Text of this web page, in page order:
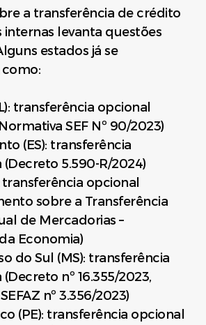
a transferência de crédito
internas levanta questões
estados já se
transferência opcional
SEF Nº 90/2023)
(ES): transferência
5.590-R/2024)
transferência opcional
sobre a Transferência
de Mercadorias –
Economia)
do Sul (MS): transferência
nº 16.355/2023,
nº 3.356/2023)
(PE): transferência opcional